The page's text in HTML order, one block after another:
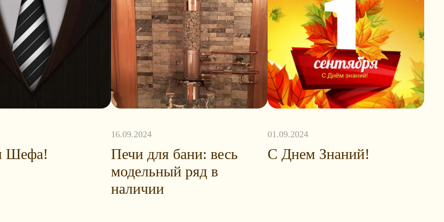
Шефа!
16.09.2024
Печи для бани: весь
модельный ряд в
наличии
01.09.2024
С Днем Знаний!